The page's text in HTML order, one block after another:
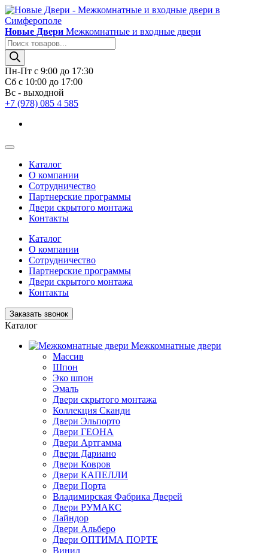
Новые Двери Межкомнатные и входные двери
Поиск
товаров
Пн-Пт с 9:00 до 17:30
Сб с 10:00 до 17:00
Вс - выходной
+7 (978) 085 4 585
Каталог
О компании
Сотрудничество
Партнерские программы
Двери скрытого монтажа
Контакты
Каталог
О компании
Сотрудничество
Партнерские программы
Двери скрытого монтажа
Контакты
Заказать звонок
Каталог
Межкомнатные двери
Массив
Шпон
Эко шпон
Эмаль
Двери скрытого монтажа
Коллекция Сканди
Двери Эльпорто
Двери ГЕОНА
Двери Артгамма
Двери Дариано
Двери Ковров
Двери КАПЕЛЛИ
Двери Порта
Владимирская Фабрика Дверей
Двери РУМАКС
Лайндор
Двери Альберо
Двери ОПТИМА ПОРТЕ
Винил